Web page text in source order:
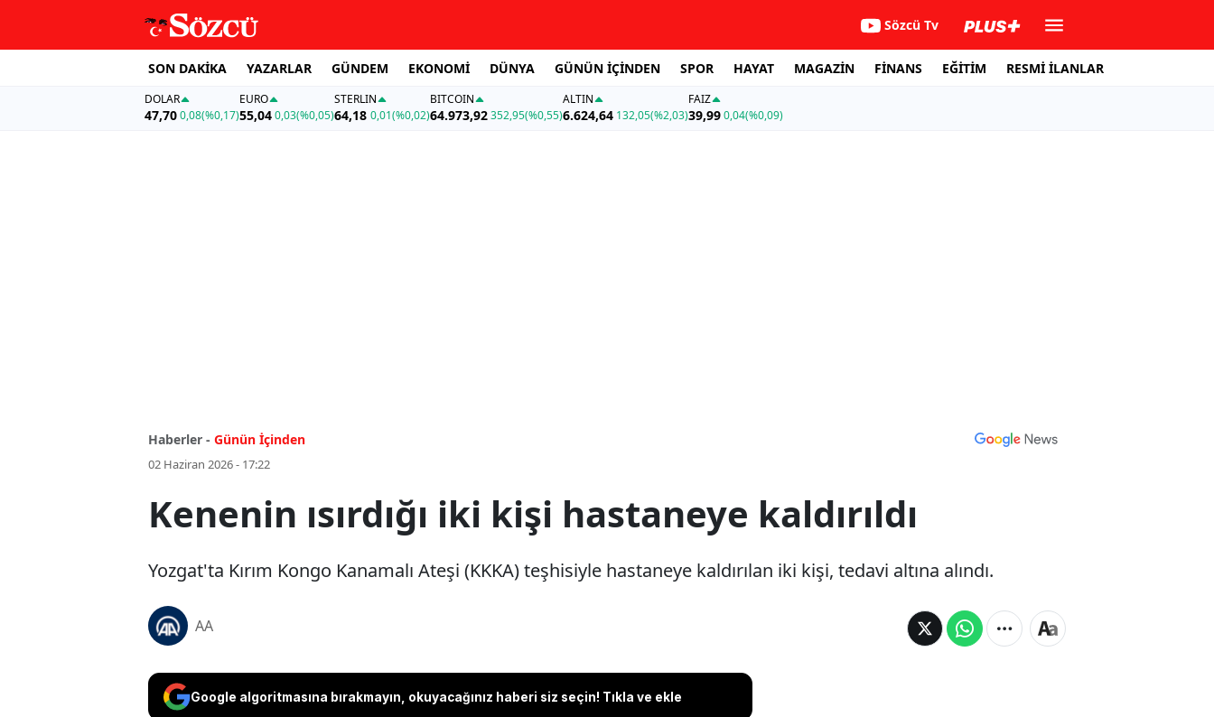
Sözcü Tv
SON DAKİKA YAZARLAR GÜNDEM EKONOMİ DÜNYA GÜNÜN İÇİNDEN SPOR HAYAT MAGAZİN FİNANS EĞİTİM RESMİ İLANLAR
DOLAR
47,700,08(%0,17)
EURO
55,04 0,03(%0,05)
STERLIN
64,18 0,01(%0,02)
BITCOIN
64.973,92352,95(%0,55)
ALTIN
6.624,64 132,05(%2,03)
FAİZ
39,990,04(%0,09)
Haberler - Günün İçinden
02 Haziran 2026 - 17:22
Kenenin ısırdığı iki kişi hastaneye kaldırıldı
Yozgat'ta Kırım Kongo Kanamalı Ateşi (KKKA) teşhisiyle hastaneye kaldırılan iki kişi, tedavi altına alındı.
AA
Google algoritmasına bırakmayın, okuyacağınız haberi siz seçin! Tıkla ve ekle